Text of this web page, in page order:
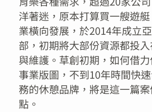
洋著迷，原本打算買一艘遊
業橫向發展，於2014年成立
部，初期將大部份資源都投
與維護。草創初期，如何借
事業版圖，不到10年時間快
務的休憩品牌，將是這一篇
點。